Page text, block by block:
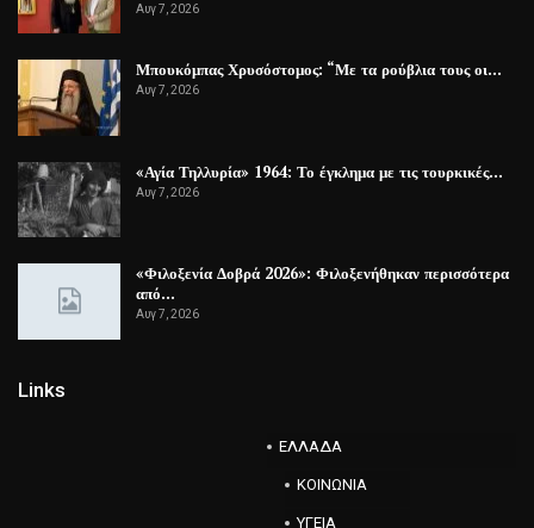
Αυγ 7, 2026
Μπουκόμπας Χρυσόστομος: “Με τα ρούβλια τους οι…
Αυγ 7, 2026
«Αγία Τηλλυρία» 1964: Το έγκλημα με τις τουρκικές…
Αυγ 7, 2026
«Φιλοξενία Δοβρά 2026»: Φιλοξενήθηκαν περισσότερα
από…
Αυγ 7, 2026
Links
ΕΛΛΑΔΑ
ΚΟΙΝΩΝΙΑ
ΥΓΕΙΑ